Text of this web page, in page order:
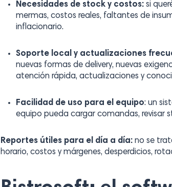
Necesidades de stock y costos: si
mermas, costos reales, faltantes de
inflacionario.
Soporte local y actualizaciones
nuevas formas de delivery, nuevas
atención rápida, actualizaciones y
Facilidad de uso para el equipo: un
equipo pueda cargar comandas, revisar
Reportes útiles para el día a día: no se
horario, costos y márgenes, desperdicios,